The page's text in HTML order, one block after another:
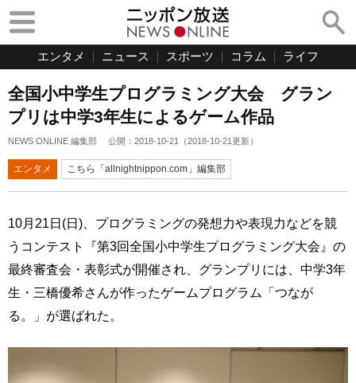
エンタメ ニュース スポーツ コラム ライフ
全国小中学生プログラミング大会 グラン
プリは中学3年生によるゲーム作品
NEWS ONLINE 編集部 公開： 2018-10-21 （2018-10-21更新）
エンタメ こちら「allnightnippon.com」編集部
10月21日(日)、プログラミングの発想力や表現力などを競
うコンテスト『第3回全国小中学生プログラミング大会』の
最終審査会・表彰式が開催され、グランプリには、中学3年
生・三橋優希さんが作ったゲームプログラム「つなが
る。」が選ばれた。